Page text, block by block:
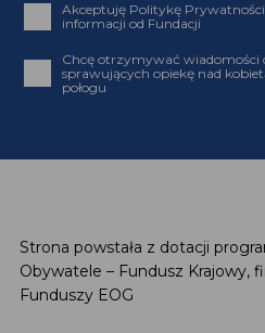
Akceptuję Politykę
informacji od Fundacji
Chcę otrzymywać
sprawujących opiekę nad
połogu
Strona powstała z dotacji
Obywatele – Fundusz Krajowy,
Funduszy EOG